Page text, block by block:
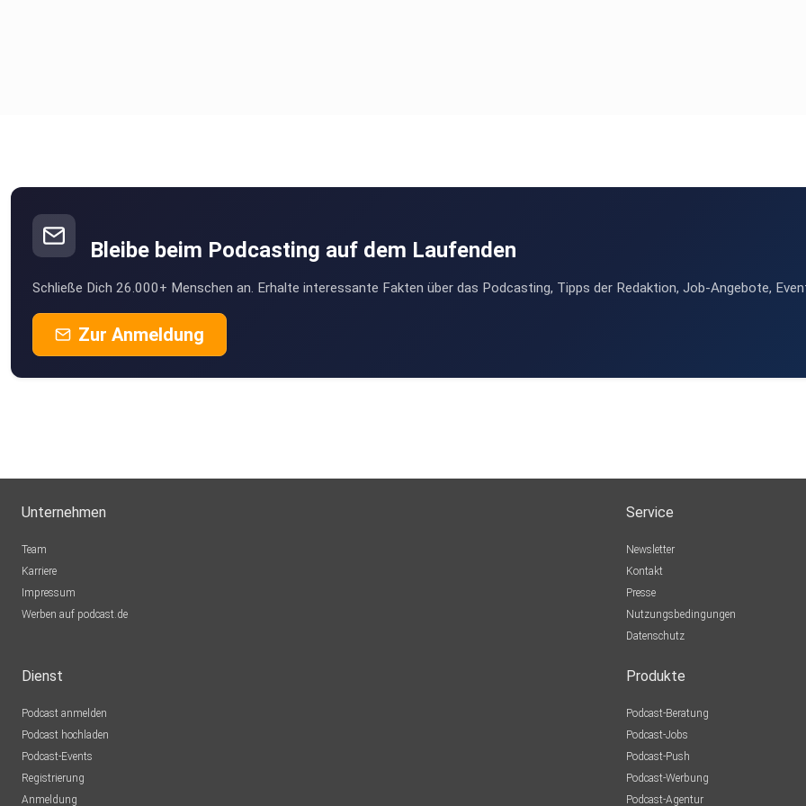
Bleibe beim Podcasting auf dem Laufenden
Schließe Dich 26.000+ Menschen an. Erhalte interessante Fakten über das Podcasting, Tipps der Redaktion, Job-Angebote,
Zur Anmeldung
Unternehmen
Team
Karriere
Impressum
Werben auf podcast.de
Service
Newsletter
Kontakt
Presse
Nutzungsbedingungen
Datenschutz
Dienst
Podcast anmelden
Podcast hochladen
Podcast-Events
Registrierung
Anmeldung
Produkte
Podcast-Beratung
Podcast-Jobs
Podcast-Push
Podcast-Werbung
Podcast-Agentur